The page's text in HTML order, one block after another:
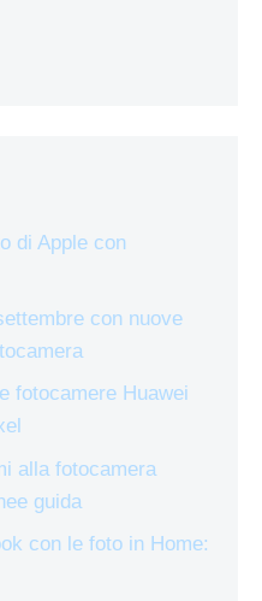
di Apple con
con nuove
fotocamere Huawei
alla fotocamera
guida
con le foto in Home: